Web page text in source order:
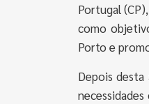
Portugal
como
Porto e
Depois desta